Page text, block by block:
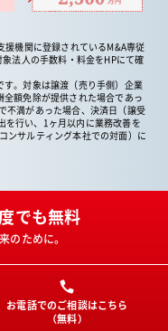
機関に登録されているM&A専従
法人の手数料・料金をHPにて確
。対象は譲渡（売り手側）企業
額免除が提供された場合であっ
不満があった場合、決済日（譲受
を行い、1ヶ月以内に業務改善を
ンサルティング本社での対面）に
でも無料
のために。
お電話でのご相談はこちら
（無料）